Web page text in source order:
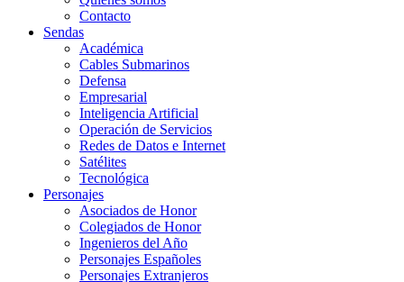
Contacto
Sendas
Académica
Cables Submarinos
Defensa
Empresarial
Inteligencia Artificial
Operación de Servicios
Redes de Datos e Internet
Satélites
Tecnológica
Personajes
Asociados de Honor
Colegiados de Honor
Ingenieros del Año
Personajes Españoles
Personajes Extranjeros